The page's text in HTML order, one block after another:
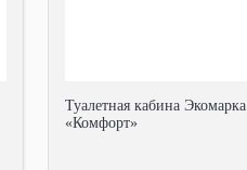
Туалетная кабина Экомарка
«Комфорт»